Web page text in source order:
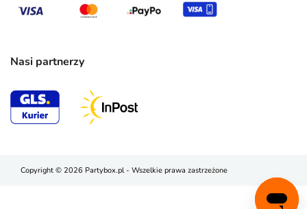
Nasi partnerzy
Copyright © 2026 Partybox.pl - Wszelkie prawa zastrzeżone